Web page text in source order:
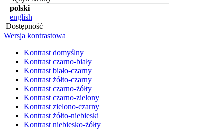
polski
english
Dostępność
Wersja kontrastowa
Kontrast domyślny
Kontrast czarno-biały
Kontrast biało-czarny
Kontrast żółto-czarny
Kontrast czarno-żółty
Kontrast czarno-zielony
Kontrast zielono-czarny
Kontrast żółto-niebieski
Kontrast niebiesko-żółty